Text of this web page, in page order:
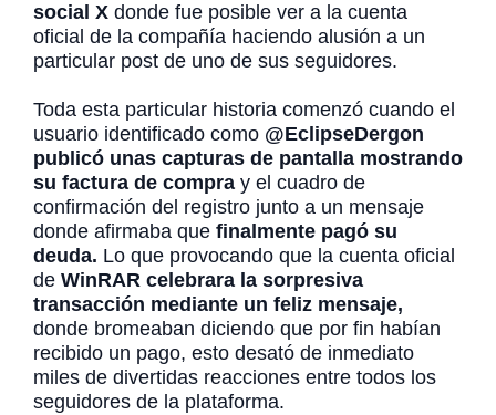
social X donde fue posible ver a la cuenta
oficial de la compañía haciendo alusión a un
particular post de uno de sus seguidores.
Toda esta particular historia comenzó cuando el
usuario identificado como @EclipseDergon
publicó unas capturas de pantalla mostrando
su factura de compra y el cuadro de
confirmación del registro junto a un mensaje
donde afirmaba que finalmente pagó su
deuda. Lo que provocando que la cuenta oficial
de WinRAR celebrara la sorpresiva
transacción mediante un feliz mensaje,
donde bromeaban diciendo que por fin habían
recibido un pago, esto desató de inmediato
miles de divertidas reacciones entre todos los
seguidores de la plataforma.